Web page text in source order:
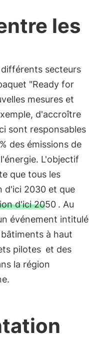
les
secteurs
"Ready for
mesures et
d'accroître
sont responsables
des émissions de
L'objectif
que tous les
d'ici 2030 et que
d'ici 2050 . Au
événement intitulé
à haut
pilotes et des
la région